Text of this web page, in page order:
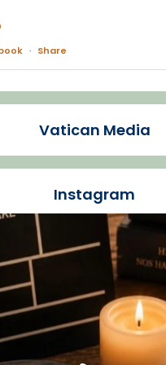
· Share
de Barcelona
va patir depressió.
a l'Estadi Lluís
l'entrevista comp
News 👇
es/iglesia/
historia-depresion-
Vatican Media
Instagram